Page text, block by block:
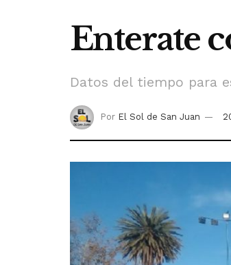
Enterate
Datos del tiempo para
Por El Sol de San Juan